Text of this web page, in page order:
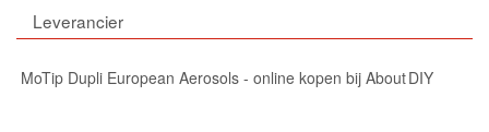
Leverancier
MoTip Dupli European Aerosols - online kopen bij About DIY